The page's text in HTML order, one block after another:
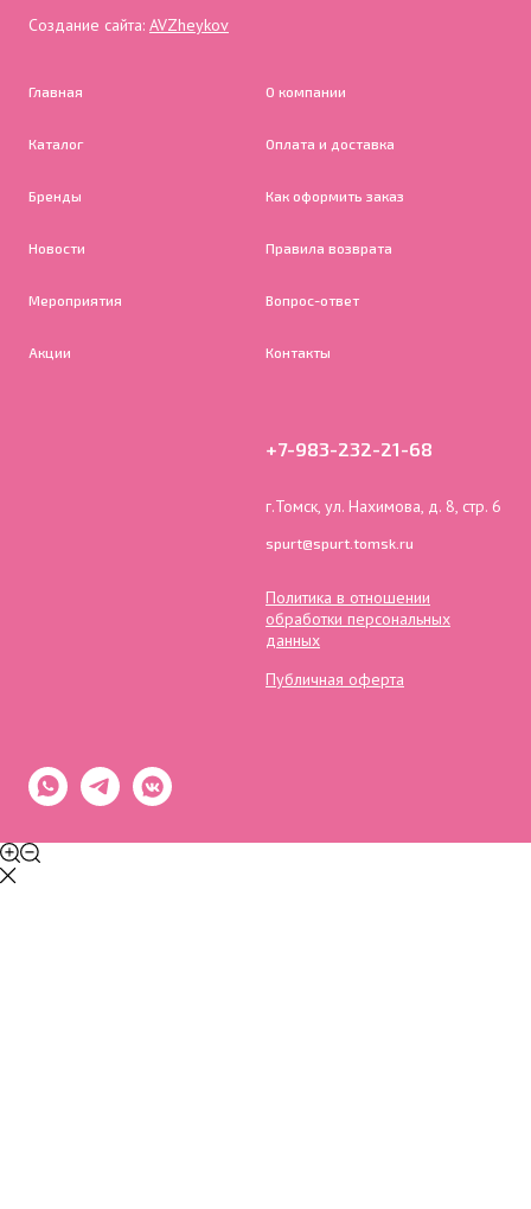
Создание сайта: AVZheykov
Главная
Каталог
Бренды
Новости
Мероприятия
Акции
О компании
Оплата и доставка
Как оформить заказ
Правила возврата
Вопрос-ответ
Контакты
+7-983-232-21-68
г.Томск, ул. Нахимова, д. 8, стр. 6
spurt@spurt.tomsk.ru
Политика в отношении
обработки персональных
данных
Публичная оферта